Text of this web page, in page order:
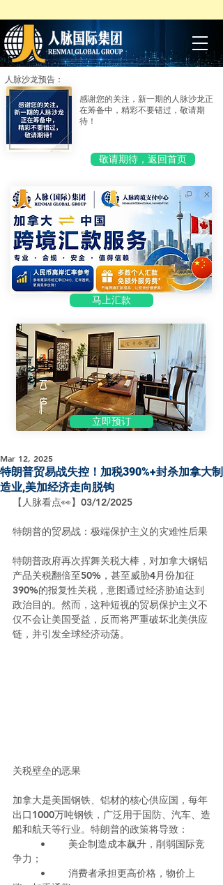
人脉沙龙预告：
感谢您的关注，新一期的人脉沙龙正
在筹备中，精彩不要错过，敬请期
待！
敬请期待，返回首页
马上汇款
立即预订
特朗普贸易战失控！加税390%+封杀加拿大制
造业,美加经济走向脱钩
Mar 12, 2025
【人脉看点👀】03/12/2025
特朗普的贸易战：极端保护主义的灾难性后果
特朗普政府再次挥舞关税大棒，对加拿大钢铝
产品关税翻倍至50%，甚至威胁4月份加征
390%的报复性关税，意图通过经济胁迫达到
政治目的。然而，这种短视的贸易保护主义不
仅不会让美国受益，反而将严重破坏北美供应
链，并引发全球经济动荡。
关税壁垒的恶果
加拿大是美国钢铁、铝材的核心供应国，每年
出口1000万吨钢铁，广泛用于国防、汽车、造
船和航天等行业。特朗普的政策将导致：
争力；